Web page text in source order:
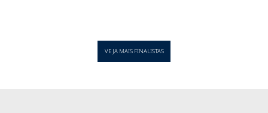
VEJA MAIS FINALISTAS